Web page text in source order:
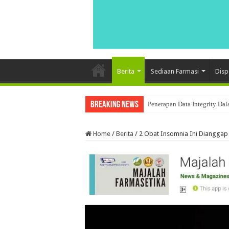
Berita Sediaan Farmasi
Breaking News Penerapan Data Integrity
VALIDASI SISTEM
Home / Berita / 2 Obat Insomnia Ini Dianggap